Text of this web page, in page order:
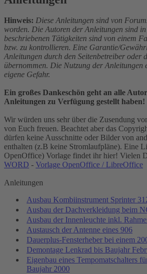
Hinweis: Diese Anleitungen sind von
worden. Die Autoren der Anleitungen sind
beschriebenen Tätigkeiten sind von einem
bzw. zu kontrollieren. Eine Garantie/
Anleitungen durch den Seitenbetreiber oder
übernommen. Die Nutzung der Anleitungen
eigene Gefahr.
Ein großes Dankeschön geht an alle
Anleitungen zu Verfügung gestellt haben!
Wir würden uns sehr über die Zusendung
von Euch freuen. Beachtet aber das
dürfen keine Ausschnitte oder Bilder von
enthalten (z.B keine Stromlaufpläne). Eine
OpenOffice) Vorlage findet ihr hier! Vielen
WORD - Vorlage OpenOffice / LibreOffice
Anleitungen
Ausbau Kombiinstrument Sprinter
Ausbau der Dachverkleidung beim
Ausbau der Innenleuchte inkl.
Austausch der Antenne eines 906
Dauerplus-Fensterheber bei einem
Demontage Lenkrad bis Baujahr
Eigenbau eines Tempomatschalters
Baujahr 2000